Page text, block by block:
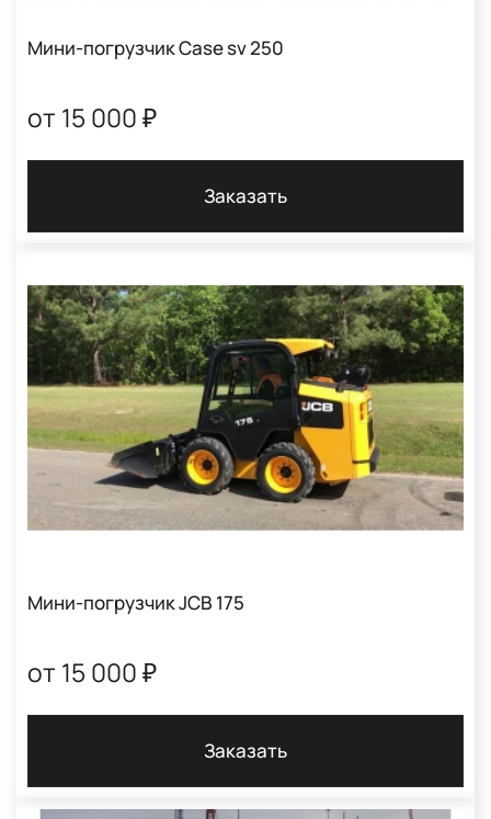
Мини-погрузчик Case sv 250
от 15 000 ₽
Заказать
Мини-погрузчик JCB 175
от 15 000 ₽
Заказать